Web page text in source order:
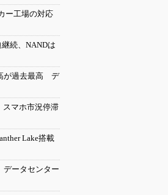
ー工場の対応
続、NANDは
が過去最高 デ
スマホ市況停滞
Lake搭載
ータセンター